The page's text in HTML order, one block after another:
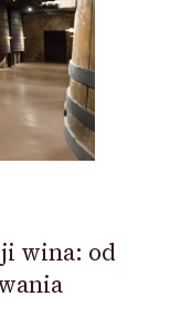
wina: od